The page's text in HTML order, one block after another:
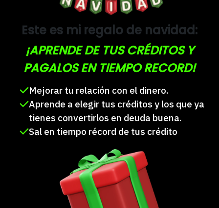
Este es mi regalo de navidad:
¡APRENDE DE TUS CRÉDITOS Y
PAGALOS EN TIEMPO RECORD!
Mejorar tu relación con el dinero.
Aprende a elegir tus créditos y los que ya
tienes convertirlos en deuda buena.
Sal en tiempo récord de tus crédito